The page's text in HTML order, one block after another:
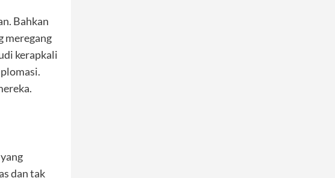
Bahkan
meregang
kerapkali
dan tak